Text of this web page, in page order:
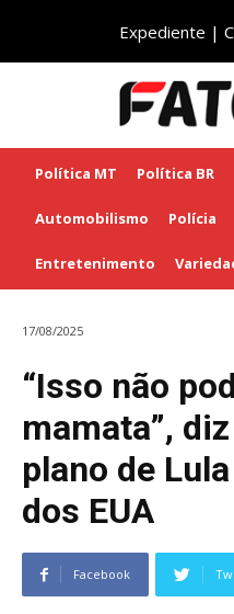
Expediente |
Política MT Política BR
Automobilismo Polícia
Entretenimento
17/08/2025
“Isso não
mamata”,
plano de
dos EUA
Facebook